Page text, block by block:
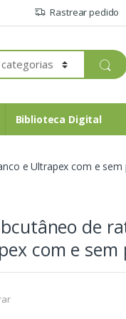
Rastrear pedido
Biblioteca Digital
e Ultrapex com e sem
de
com e sem